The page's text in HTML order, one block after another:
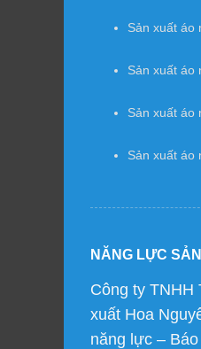
Sản xuất áo
Sản xuất áo
Sản xuất áo
Sản xuất áo
NĂNG LỰC
Công ty TNHH
xuất Hoa
năng lực –